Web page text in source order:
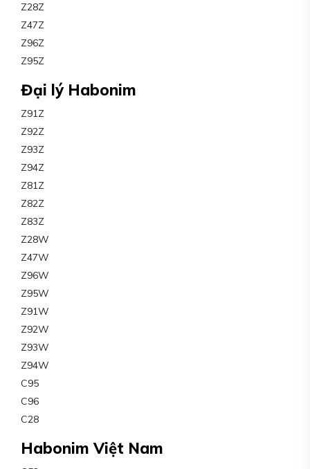
Z28Z
Z47Z
Z96Z
Z95Z
Đại lý Habonim
Z91Z
Z92Z
Z93Z
Z94Z
Z81Z
Z82Z
Z83Z
Z28W
Z47W
Z96W
Z95W
Z91W
Z92W
Z93W
Z94W
C95
C96
C28
Habonim Việt Nam